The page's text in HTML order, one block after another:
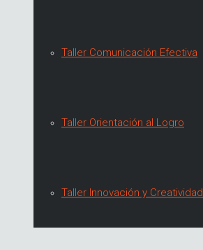
Taller Comunicación Efectiva
Taller Orientación al Logro
Taller Innovación y Creatividad